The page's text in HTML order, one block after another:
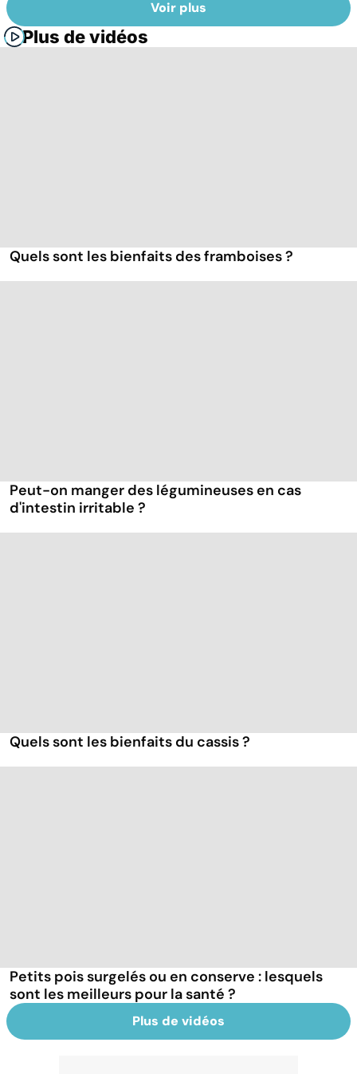
Voir plus
Plus de vidéos
Quels sont les bienfaits des framboises ?
Peut-on manger des légumineuses en cas
d'intestin irritable ?
Quels sont les bienfaits du cassis ?
Petits pois surgelés ou en conserve : lesquels
sont les meilleurs pour la santé ?
Plus de vidéos